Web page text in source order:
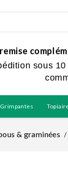
sous
& graminées